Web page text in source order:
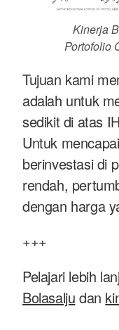
Kinerja
Portofolio
Tujuan kami
adalah untuk
sedikit di atas
Untuk
berinvestasi di
rendah,
dengan harga
+++
Pelajari lebih
Bolasalju dan